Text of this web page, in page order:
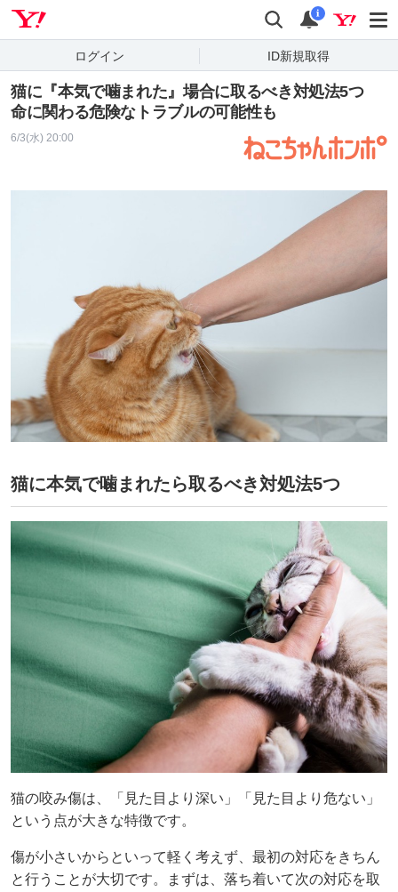
検索 通知
i
ログイン ID新規取得
猫に『本気で噛まれた』場合に取るべき対処法5つ
命に関わる危険なトラブルの可能性も
6/3(水) 20:00
猫に本気で噛まれたら取るべき対処法5つ
猫の咬み傷は、「見た目より深い」「見た目より危ない」
という点が大きな特徴です。
傷が小さいからといって軽く考えず、最初の対応をきちん
と行うことが大切です。まずは、落ち着いて次の対応を取